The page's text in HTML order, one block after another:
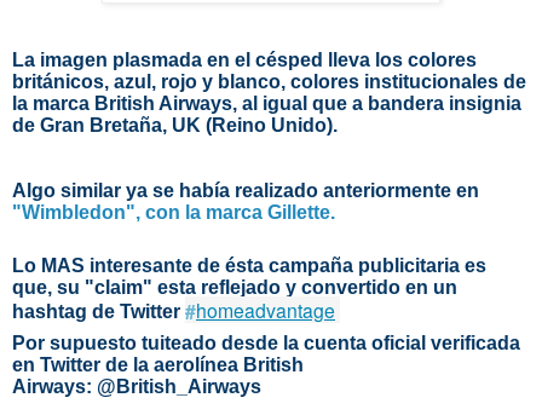
La imagen plasmada en el césped lleva los colores
británicos, azul, rojo y blanco, colores institucionales de
la marca British Airways, al igual que a bandera insignia
de Gran Bretaña, UK (Reino Unido).
Algo similar ya se había realizado anteriormente en
"Wimbledon", con la marca Gillette.
Lo MAS interesante de ésta campaña publicitaria es
que, su "claim" esta reflejado y convertido en un
hashtag de Twitter #homeadvantage
Por supuesto tuiteado desde la cuenta oficial verificada
en Twitter de la aerolínea British
Airways: @British_Airways